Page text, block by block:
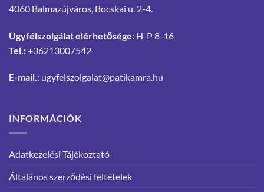
4060 Balmazújváros, Bocskai u. 2-4.
Ügyfélszolgálat elérhetősége: H-P 8-16
Tel.:+36213007542
E-mail.: ugyfelszolgalat@patikamra.hu
INFORMÁCIÓK
Adatkezelési Tájékoztató
Általános szerződési feltételek